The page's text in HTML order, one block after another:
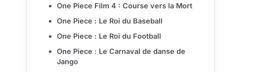
One Piece Film 4 : Course vers la Mort
One Piece : Le Roi du Baseball
One Piece : Le Roi du Football
One Piece : Le Carnaval de danse de
Jango